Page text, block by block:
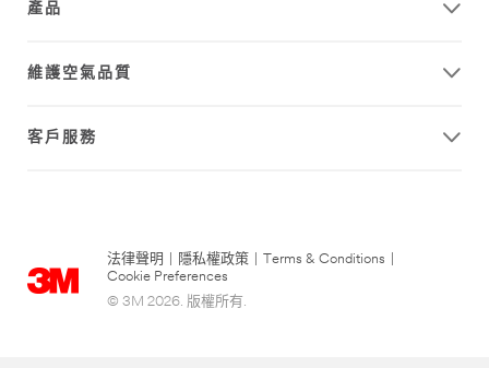
產品
維護空氣品質
客戶服務
法律聲明 隱私權政策 Terms & Conditions
Cookie Preferences
© 3M 2026. 版權所有.